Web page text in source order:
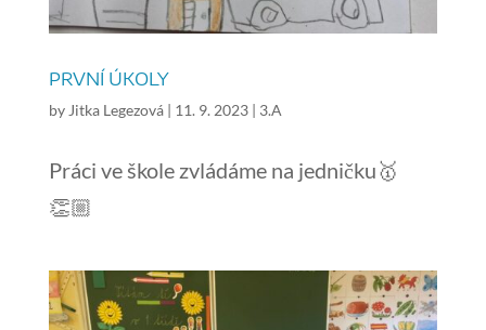
PRVNÍ ÚKOLY
by Jitka Legezová| 11. 9. 2023| 3.A
Práci ve škole zvládáme na jedničku🥇
👏🏼